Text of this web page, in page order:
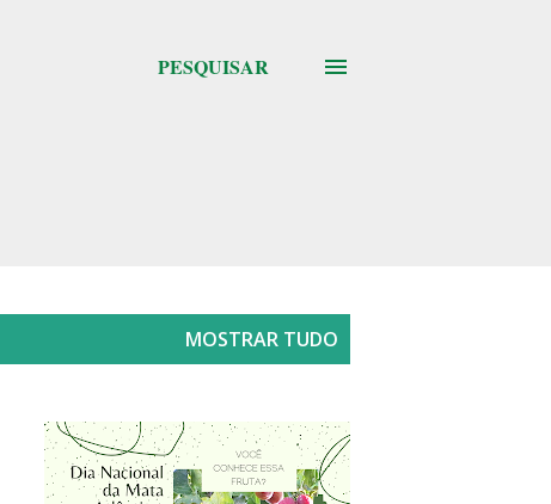
PESQUISAR
MOSTRAR TUDO